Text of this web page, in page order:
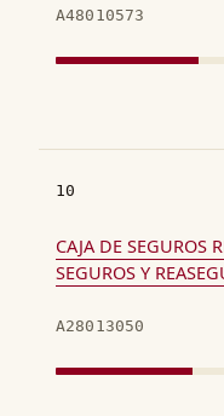
A48010573
10
CAJA DE SEGUROS
SEGUROS Y
A28013050